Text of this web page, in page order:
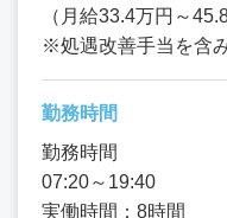
（月給33.4万円～
※処遇改善手当を含み
勤務時間
勤務時間
07:20～19:40
実働時間：8時間